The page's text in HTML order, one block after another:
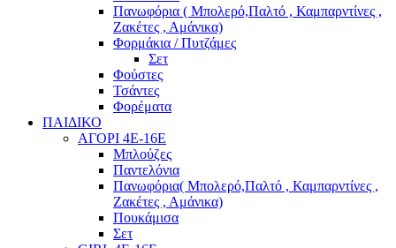
Πανωφόρια ( Μπολερό,Παλτό , Καμπαρντίνες ,
Ζακέτες , Αμάνικα)
Φορμάκια / Πυτζάμες
Σετ
Φούστες
Τσάντες
Φορέματα
ΠΑΙΔΙΚΟ
ΑΓΟΡΙ 4Ε-16Ε
Μπλούζες
Παντελόνια
Πανωφόρια( Μπολερό,Παλτό , Καμπαρντίνες ,
Ζακέτες , Αμάνικα)
Πουκάμισα
Σετ